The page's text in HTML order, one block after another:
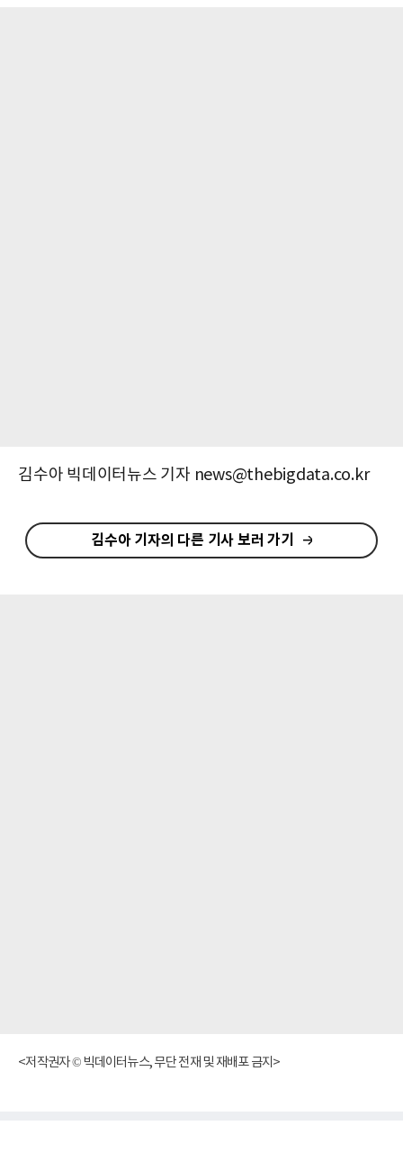
김수아 빅데이터뉴스 기자 news@thebigdata.co.kr
김수아 기자의 다른 기사 보러 가기
<저작권자 © 빅데이터뉴스, 무단 전재 및 재배포 금지>